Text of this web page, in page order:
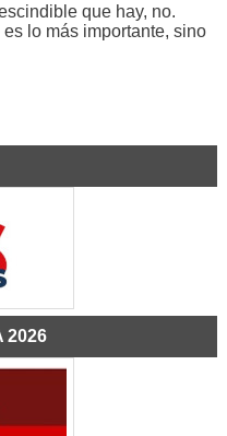
que hay, no.
lo más importante, sino
2026